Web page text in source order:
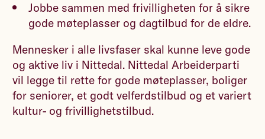
Jobbe sammen med frivilligheten for å sikre
gode møteplasser og dagtilbud for de eldre.
Mennesker i alle livsfaser skal kunne leve gode
og aktive liv i Nittedal. Nittedal Arbeiderparti
vil legge til rette for gode møteplasser, boliger
for seniorer, et godt velferdstilbud og et variert
kultur- og frivillighetstilbud.